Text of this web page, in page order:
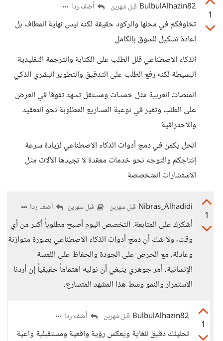
1
BulbulAlhazin82 قبل شهرين أضف ردا
تخاوفكم في محلها والركود حقيقة لكنه ليس نهاية المطاف بل
إعادة تشكيل للسوق بالكامل
الذكاء الاصطناعي قلل الطلب على الكتابة والترجمة التقليدية
البسيطة لكنه رفع الطلب على التدقيق والتطوير البشري الذكي
المنصات العربية مثل خمسات ومستقل تشهد تفوقا في العرض
على الطلب وتغير في نوعية المشاريع المطلوبة نحو التعقيد
والاحترافية
الحل يكمن في دمج أدوات الذكاء الاصطناعي لزيادة سرعة
إنتاجكم والتوجه نحو خدمات معقدة لا تجيدها الآلات مثل
الاستشارات المتخصصة
1
Nibras_Alhadidi قبل شهرين قبل شهرين أضف ردا
أشكرك على المتابعة. التخصص اليوم أصبح مطلوباً أكثر من أي
وقت، ولا شك أن دمج أدوات الذكاء الاصطناعي بصورة متوازنة
وعادلة، مع الحرص على الجودة والحفاظ على اللمسة
الإنسانية، أمر جوهري ينبغي أن نوليه اهتماماً حقيقياً إن أردنا
الاستمرار والنمو وسط هذا المشهد المتسارع.
1
BulbulAlhazin82 قبل شهرين أضف ردا
تحليلك دقيق للغاية ويعكس رؤية واقعية ومستقبلية واعية